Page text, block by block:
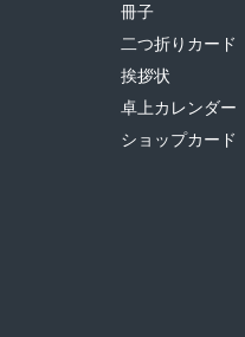
冊子
二つ折りカード
挨拶状
卓上カレンダー
ショップカード